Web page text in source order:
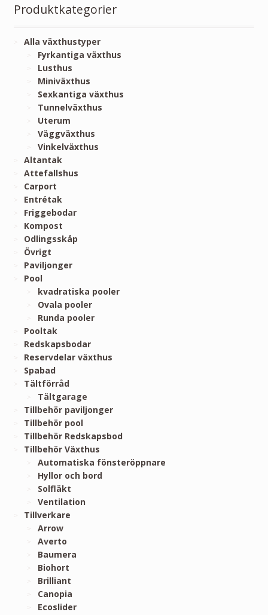
Produktkategorier
Alla växthustyper
Fyrkantiga växthus
Lusthus
Miniväxthus
Sexkantiga växthus
Tunnelväxthus
Uterum
Väggväxthus
Vinkelväxthus
Altantak
Attefallshus
Carport
Entrétak
Friggebodar
Kompost
Odlingsskåp
Övrigt
Paviljonger
Pool
kvadratiska pooler
Ovala pooler
Runda pooler
Pooltak
Redskapsbodar
Reservdelar växthus
Spabad
Tältförråd
Tältgarage
Tillbehör paviljonger
Tillbehör pool
Tillbehör Redskapsbod
Tillbehör Växthus
Automatiska fönsteröppnare
Hyllor och bord
Solfläkt
Ventilation
Tillverkare
Arrow
Averto
Baumera
Biohort
Brilliant
Canopia
Ecoslider